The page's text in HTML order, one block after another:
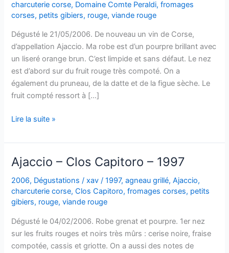
charcuterie corse, Domaine Comte Peraldi,fromages
corses, petits gibiers, rouge,viande rouge
Dégusté le 21/05/2006. De nouveau un vin de Corse,
d’appellation Ajaccio. Ma robe est d’un pourpre brillant avec
un liseré orange brun. C’est limpide et sans défaut. Le nez
est d’abord sur du fruit rouge très compoté. On a
également du pruneau, de la datte et de la figue sèche. Le
fruit compté ressort à […]
Ajaccio
Domaine
Comte
Peraldi
–
1998
Lire la suite »
Ajaccio – Clos Capitoro – 1997
2006, Dégustations /xav/1997,agneau grillé,Ajaccio,
charcuterie corse,Clos Capitoro,fromages corses, petits
gibiers, rouge,viande rouge
Dégusté le 04/02/2006. Robe grenat et pourpre. 1er nez
sur les fruits rouges et noirs très mûrs : cerise noire, fraise
compotée, cassis et griotte. On a aussi des notes de